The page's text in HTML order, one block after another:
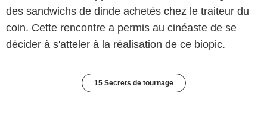
des sandwichs de dinde achetés chez le traiteur du
coin. Cette rencontre a permis au cinéaste de se
décider à s'atteler à la réalisation de ce biopic.
15 Secrets de tournage